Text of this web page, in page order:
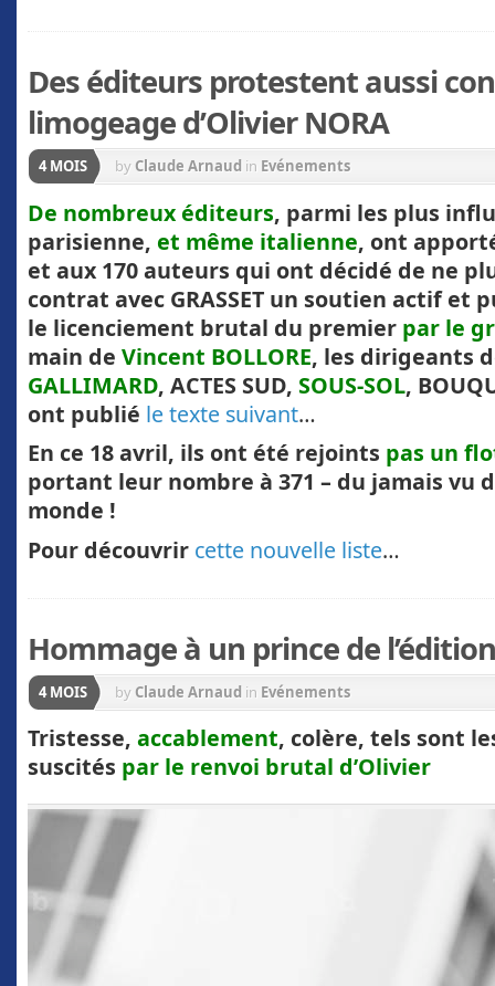
Des éditeurs protestent aussi
limogeage d’Olivier NORA
4 MOIS by Claude Arnaud in Evénements
De nombreux éditeurs, parmi les plus
parisienne, et même italienne, ont
et aux 170 auteurs qui ont décidé de ne
contrat avec GRASSET un soutien actif et
le licenciement brutal du premier par le
main de Vincent BOLLORE, les dirigeants
GALLIMARD, ACTES SUD, SOUS-SOL,
ont publié le texte suivant…
En ce 18 avril, ils ont été rejoints pas un
portant leur nombre à 371 – du jamais vu
monde !
Pour découvrir cette nouvelle liste…
Hommage à un prince de l’édition
4 MOIS by Claude Arnaud in Evénements
Tristesse, accablement, colère, tels sont
suscités par le renvoi brutal d’Olivier